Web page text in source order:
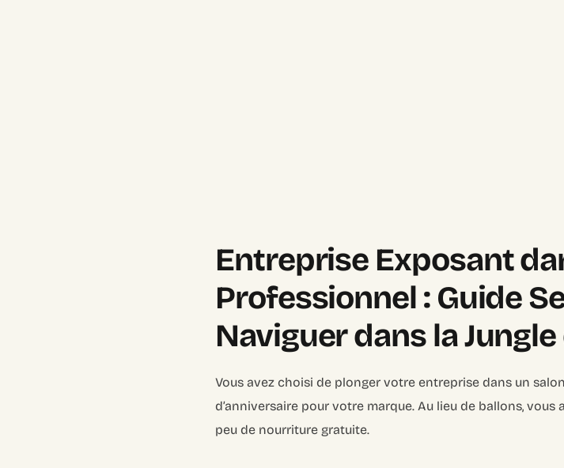
Entreprise Exposant
Professionnel : Guide
Naviguer dans la
Vous avez choisi de plonger votre entreprise dans un
d’anniversaire pour votre marque. Au lieu de ballons,
peu de nourriture gratuite.